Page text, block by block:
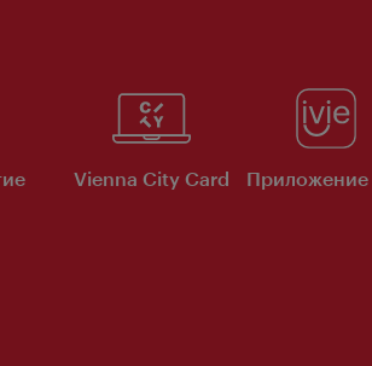
Vienna City Card Приложение